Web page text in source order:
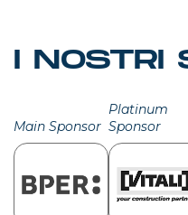
I NOSTRI
Main Sponsor
Platinum
Sponsor